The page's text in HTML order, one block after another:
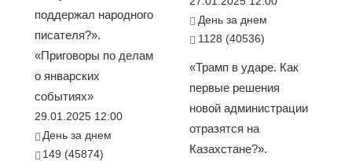
поддержал народного
писателя?».
«Приговоры по делам
о январских
событиях»
29.01.2025 12:00
День за днем
149 (45874)
День за днем
1128 (40536)
«Трамп в ударе. Как
первые решения
новой администрации
отразятся на
Казахстане?».